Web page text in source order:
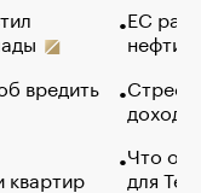
вредить
квартир
ЕС
нефти
Что
для